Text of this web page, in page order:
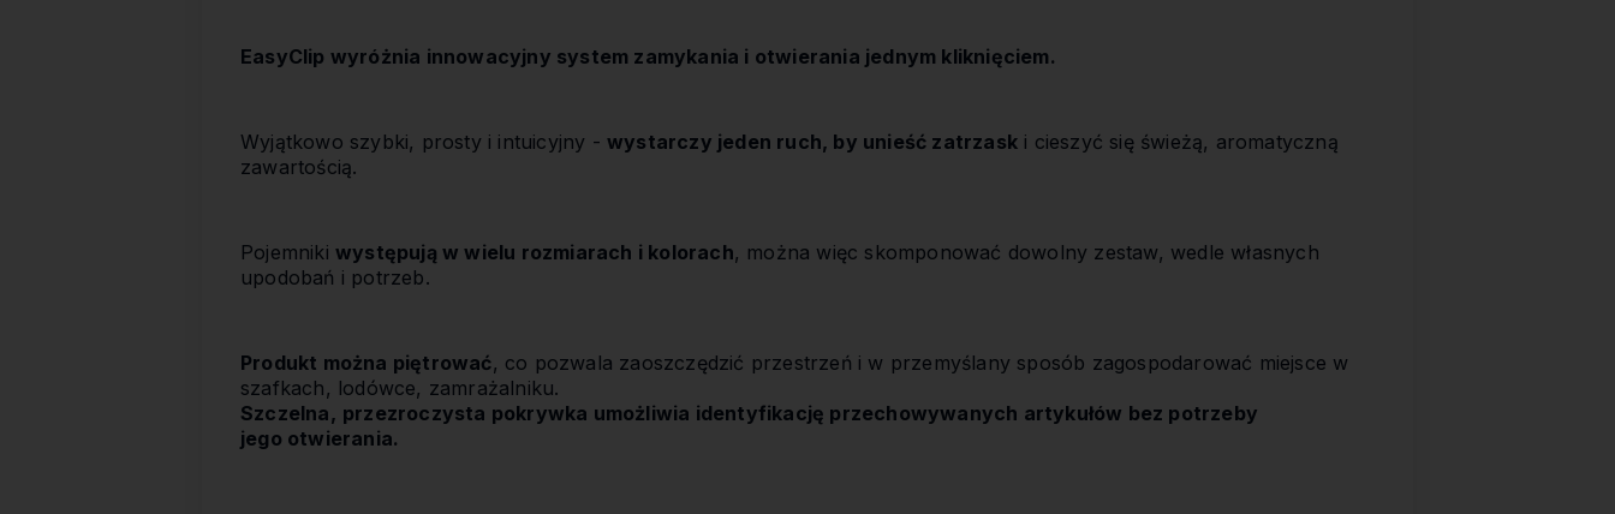
EasyClip wyróżnia innowacyjny system zamykania i otwierania jednym kliknięciem.
Wyjątkowo szybki, prosty i intuicyjny - wystarczy jeden ruch, by unieść zatrzask i cieszyć się świeżą, aromatyczną
zawartością.
Pojemniki występują w wielu rozmiarach i kolorach, można więc skomponować dowolny zestaw, wedle własnych
upodobań i potrzeb.
Produkt można piętrować, co pozwala zaoszczędzić przestrzeń i w przemyślany sposób zagospodarować miejsce w
szafkach, lodówce, zamrażalniku.
Szczelna, przezroczysta pokrywka umożliwia identyfikację przechowywanych artykułów bez potrzeby
jego otwierania.